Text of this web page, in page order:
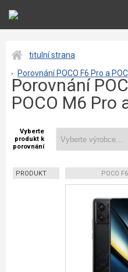
titulní strana
Porovnání POCO F6 Pro a
Porovnání
POCO M6 Pro
Vyberte
produkt k
porovnání
PRODUKT POCO